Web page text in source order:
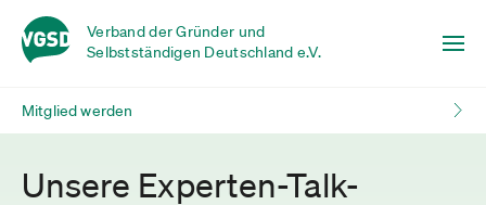
Verband der Gründer und
Selbstständigen Deutschland e.V.
Mitglied werden
Unsere Experten-Talk-